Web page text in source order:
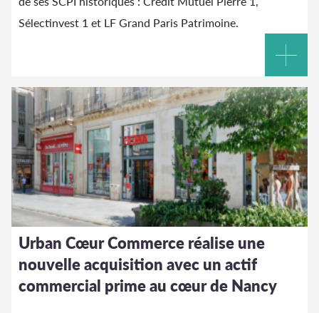
Sélectinvest 1 et LF Grand Paris Patrimoine.
Urban Cœur Commerce réalise une
nouvelle acquisition avec un actif
commercial prime au cœur de Nancy